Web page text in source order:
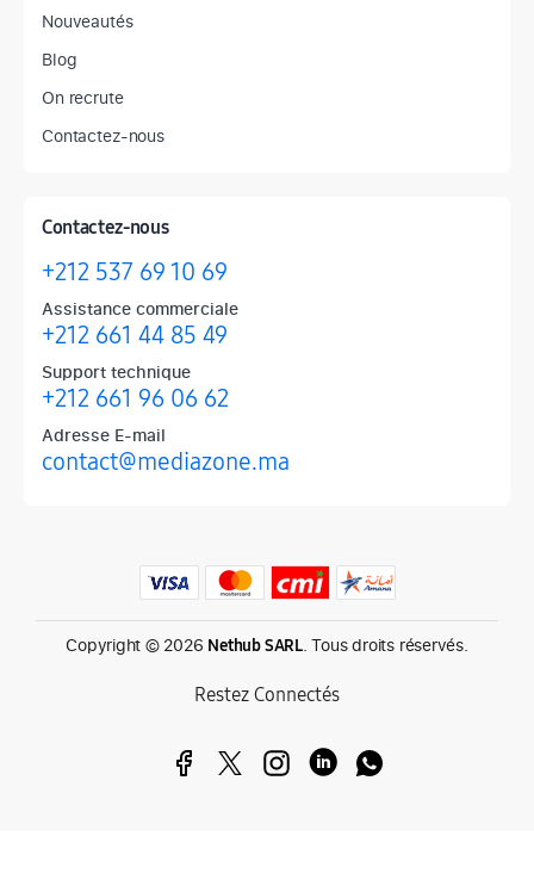
Nouveautés
Blog
On recrute
Contactez-nous
Contactez-nous
+212 537 69 10 69
Assistance commerciale
+212 661 44 85 49
Support technique
+212 661 96 06 62
Adresse E-mail
contact@mediazone.ma
Produits phares chez Mediazone
Retrouvez chez Mediazone les références incontournables :
Copyright © 2026 Nethub SARL. Tous droits réservés.
Restez Connectés